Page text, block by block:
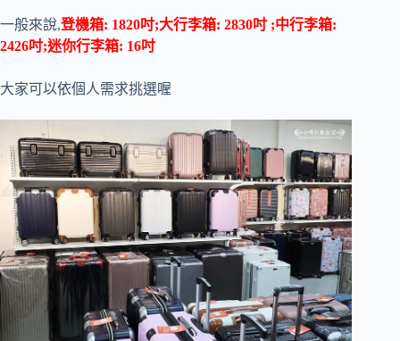
一般來說,登機箱: 1820吋;大行李箱: 2830吋 ;中行李箱:
2426吋;迷你行李箱: 16吋
大家可以依個人需求挑選喔